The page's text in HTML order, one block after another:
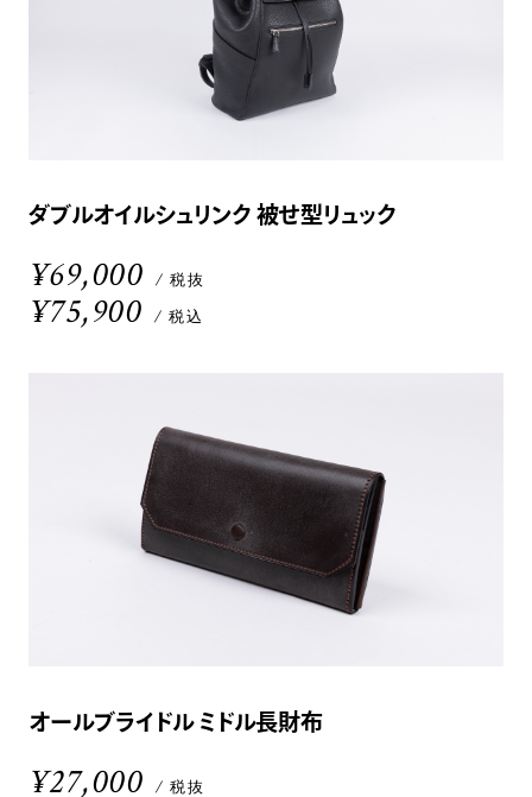
ダブルオイルシュリンク 被せ型リュック
¥69,000 / 税抜
¥75,900 / 税込
オールブライドル ミドル長財布
¥27,000 / 税抜